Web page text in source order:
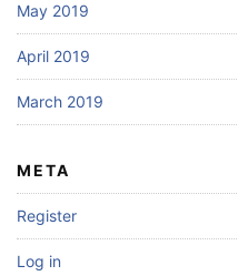
May 2019
April 2019
March 2019
META
Register
Log in